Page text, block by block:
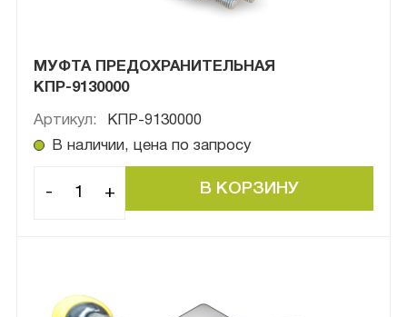
МУФТА ПРЕДОХРАНИТЕЛЬНАЯ
КПР-9130000
Артикул:
КПР-9130000
В наличии, цена по запросу
- +